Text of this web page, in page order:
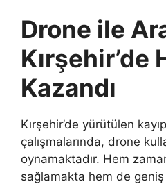
Drone ile
Kırşehir’de
Kazandı
Kırşehir’de yürütülen
çalışmalarında, drone
oynamaktadır. Hem
sağlamakta hem de geniş